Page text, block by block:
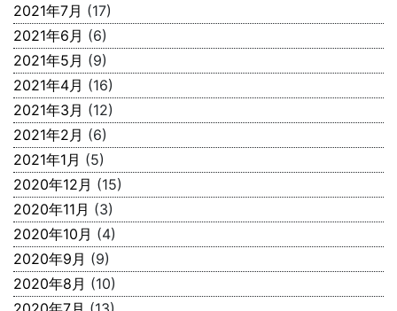
2021年7月 (17)
2021年6月 (6)
2021年5月 (9)
2021年4月 (16)
2021年3月 (12)
2021年2月 (6)
2021年1月 (5)
2020年12月 (15)
2020年11月 (3)
2020年10月 (4)
2020年9月 (9)
2020年8月 (10)